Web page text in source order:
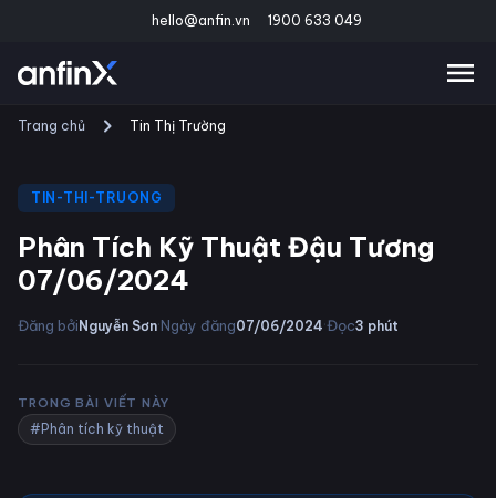
hello@anfin.vn 1900 633 049
Trang chủ Tin Thị Trường
TIN-THI-TRUONG
Phân Tích Kỹ Thuật Đậu Tương
07/06/2024
Đăng bởiNguyễn Sơn·Ngày đăng07/06/2024·Đọc3 phút
TRONG BÀI VIẾT NÀY
#Phân tích kỹ thuật